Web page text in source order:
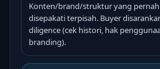
Konten/brand/struktur yang pernah
disepakati terpisah. Buyer
diligence (cek histori, hak
branding).